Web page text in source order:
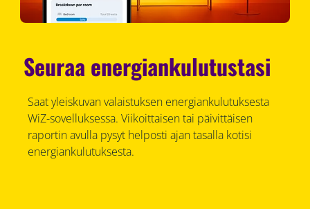
Seuraa energiankulutustasi
Saat yleiskuvan valaistuksen energiankulutuksesta
WiZ-sovelluksessa. Viikoittaisen tai päivittäisen
raportin avulla pysyt helposti ajan tasalla kotisi
energiankulutuksesta.